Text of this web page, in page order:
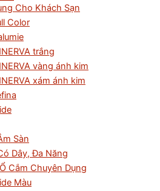
Cho Khách Sạn
Color
trắng
vàng ánh kim
xám ánh kim
Sàn
Dây, Đa Năng
Cắm Chuyên Dụng
Màu